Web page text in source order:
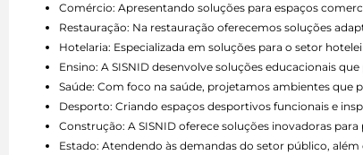
Comércio: Apresentando soluções para espaços
Restauração: Na restauração oferecemos soluções
Hotelaria: Especializada em soluções para o setor
Ensino: A SISNID desenvolve soluções educacionais
Saúde: Com foco na saúde, projetamos ambientes que
Desporto: Criando espaços desportivos funcionais e
Construção: A SISNID oferece soluções inovadoras
Estado: Atendendo às demandas do setor público,